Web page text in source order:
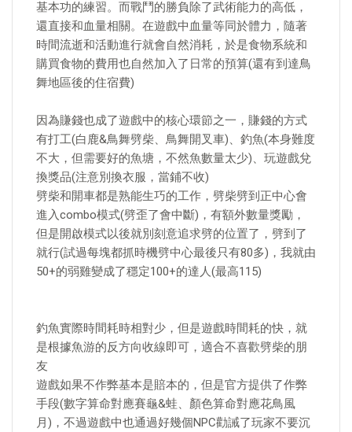
基本功的練習。而戰鬥的勝負除了武術能力的高低，
還直接和血量相關。在遊戲中血量等同於體力，隨著
時間流逝和活動進行就會自然消耗，於是食物系統和
購買食物的費用也自然加入了日常的預算(還有到達鳥
舞地區後的住宿費)
因為賺錢也成了遊戲中的核心環節之一，賺錢的方式
有打工(白鹿&鳥舞劈柴、鳥舞開叉車)、釣魚(本身難度
不大，但需要好的魚塘，不然魚數量太少)、玩遊戲兌
換獎品(注意別換衣服，當鋪不收)
劈柴和開車都是熟能生巧的工作，劈柴劈到正中心會
進入combo模式(劈歪了會中斷)，有額外數量獎勵，
但是開啟模式以後就別刻意追求劈的位置了，劈到了
就行(試過每塊都抓時機劈中心最後只有80多)，我就由
50+的弱雞變成了穩定100+的達人(最高115)
釣魚實際時間耗時相對少，但是遊戲時間耗的快，就
是根據魚游的反方向收線即可，適合不喜歡劈柴的朋
友
遊戲如果不作弊基本是賠本的，但是官方提供了作弊
手段(數字算命對應賽龜&蛙、顏色算命對應花鳥風
月)，不過遊戲中也通過好幾個NPC勸誡了玩家不要沉